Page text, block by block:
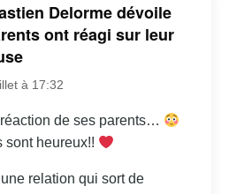
Delorme dévoile
ont réagi sur leur
à 17:32
de ses parents…
sont heureux!!
relation qui sort de